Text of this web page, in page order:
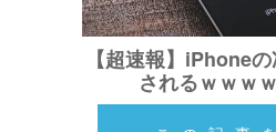
【超速報】iPhone
されるｗｗｗ